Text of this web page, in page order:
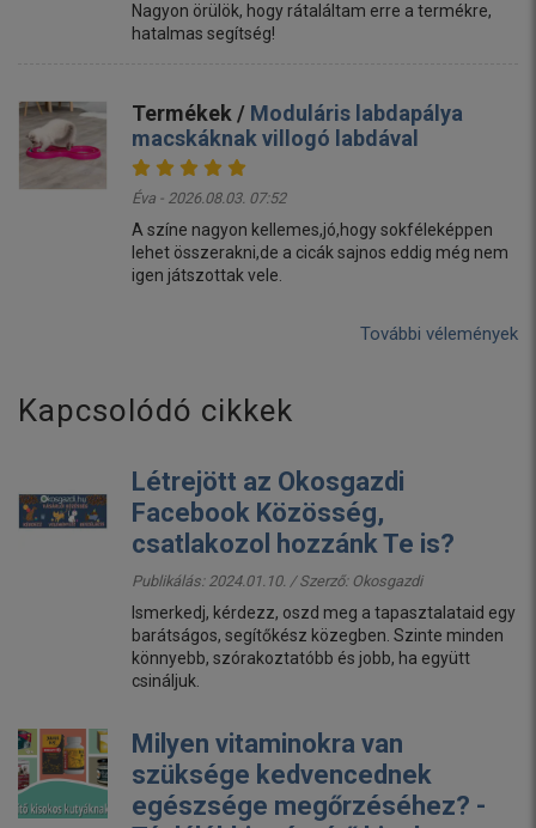
Nagyon örülök, hogy rátaláltam erre a termékre,
hatalmas segítség!
Termékek / Moduláris labdapálya
macskáknak villogó labdával
Éva - 2026.08.03. 07:52
A színe nagyon kellemes,jó,hogy sokféleképpen
lehet összerakni,de a cicák sajnos eddig még nem
igen játszottak vele.
További vélemények
Kapcsolódó cikkek
Létrejött az Okosgazdi
Facebook Közösség,
csatlakozol hozzánk Te is?
Publikálás: 2024.01.10. / Szerző: Okosgazdi
Ismerkedj, kérdezz, oszd meg a tapasztalataid egy
barátságos, segítőkész közegben. Szinte minden
könnyebb, szórakoztatóbb és jobb, ha együtt
csináljuk.
Milyen vitaminokra van
szüksége kedvencednek
egészsége megőrzéséhez? -